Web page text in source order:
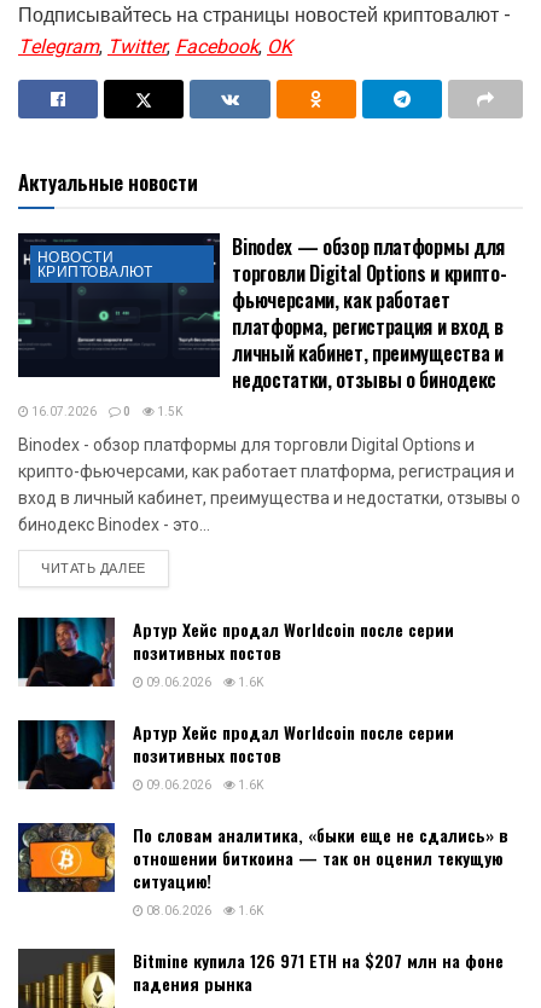
Подписывайтесь на страницы новостей криптовалют -
Telegram,Twitter,Facebook,OK
Актуальные новости
НОВОСТИ
КРИПТОВАЛЮТ
Binodex — обзор платформы для
торговли Digital Options и крипто-
фьючерсами, как работает
платформа, регистрация и вход в
личный кабинет, преимущества и
недостатки, отзывы о бинодекс
16.07.2026 0 1.5K
Binodex - обзор платформы для торговли Digital Options и
крипто-фьючерсами, как работает платформа, регистрация и
вход в личный кабинет, преимущества и недостатки, отзывы о
бинодекс Binodex - это...
ЧИТАТЬ ДАЛЕЕDETAILS
Артур Хейс продал Worldcoin после серии
позитивных постов
09.06.2026 1.6K
Артур Хейс продал Worldcoin после серии
позитивных постов
09.06.2026 1.6K
По словам аналитика, «быки еще не сдались» в
отношении биткоина — так он оценил текущую
ситуацию!
08.06.2026 1.6K
Bitmine купила 126 971 ETH на $207 млн на фоне
падения рынка